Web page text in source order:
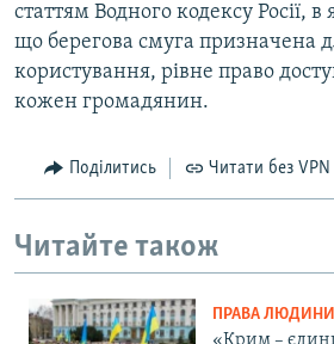
статтям Водного кодексу Росії,
що берегова смуга призначена
користування, рівне право
кожен громадянин.
Поділитись Читати без VPN
Читайте також
ПРАВА ЛЮДИНИ